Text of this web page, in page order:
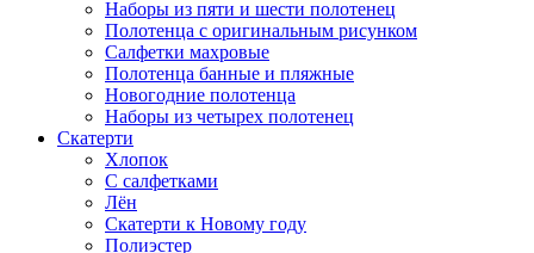
Наборы из пяти и шести полотенец
Полотенца с оригинальным рисунком
Салфетки махровые
Полотенца банные и пляжные
Новогодние полотенца
Наборы из четырех полотенец
Скатерти
Хлопок
С салфетками
Лён
Скатерти к Новому году
Полиэстер